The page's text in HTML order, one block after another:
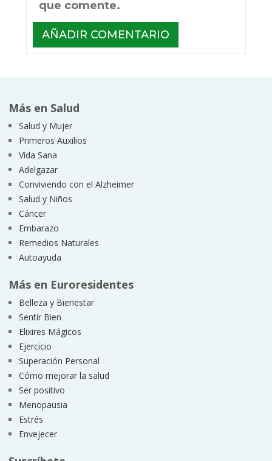
que comente.
Más en Salud
Salud y Mujer
Primeros Auxilios
Vida Sana
Adelgazar
Conviviendo con el Alzheimer
Salud y Niños
Cáncer
Embarazo
Remedios Naturales
Autoayuda
Más en Euroresidentes
Belleza y Bienestar
Sentir Bien
Elixires Mágicos
Ejercicio
Superación Personal
Cómo mejorar la salud
Ser positivo
Menopausia
Estrés
Envejecer